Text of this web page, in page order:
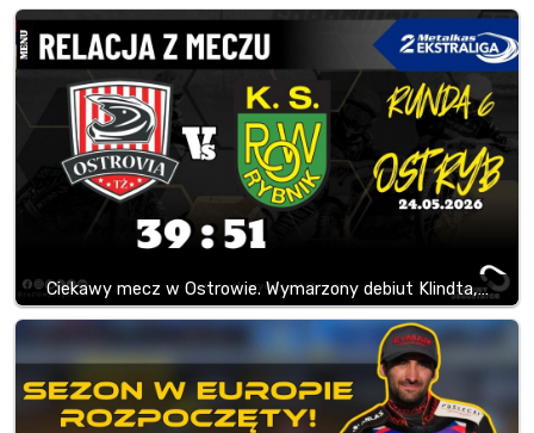
Ciekawy mecz w Ostrowie. Wymarzony debiut Klindta,…